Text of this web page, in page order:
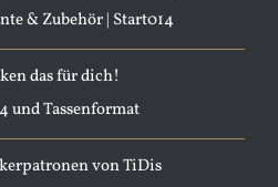
& Zubehör | Start014
das für dich!
und Tassenformat
von TiDis